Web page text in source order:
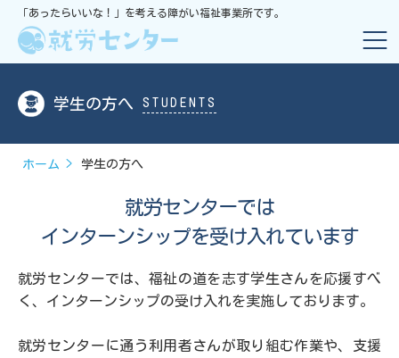
「あったらいいな！」を考える障がい福祉事業所です。
学生の方へ STUDENTS
ホーム 学生の方へ
就労センターでは
インターンシップを受け入れています
就労センターでは、福祉の道を志す学生さんを応援すべ
く、 インターンシップの受け入れを実施しております。
就労センターに通う利用者さんが取り組む作業や、 支援